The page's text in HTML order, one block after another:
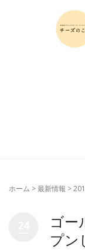
ホーム >最新情報 >
ゴー
プン